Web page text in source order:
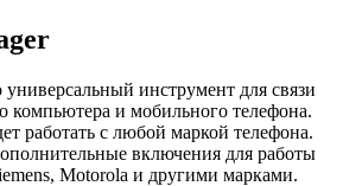
инструмент для связи
компьютера и мобильного телефона.
работать с любой маркой телефона.
включения для работы
Motorola и другими марками.